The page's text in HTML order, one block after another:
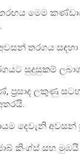
මෙම
තරගය සඳහා
සුදුසුකම්
ප්‍රසාද ලකුණු
දෙවැනි අවසන්
කිංග්ස් සහ